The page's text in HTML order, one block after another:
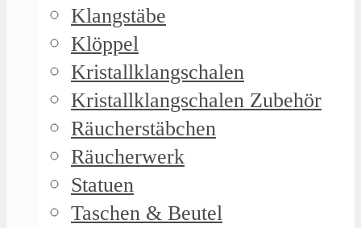
Klangstäbe
Klöppel
Kristallklangschalen
Kristallklangschalen Zubehör
Räucherstäbchen
Räucherwerk
Statuen
Taschen & Beutel